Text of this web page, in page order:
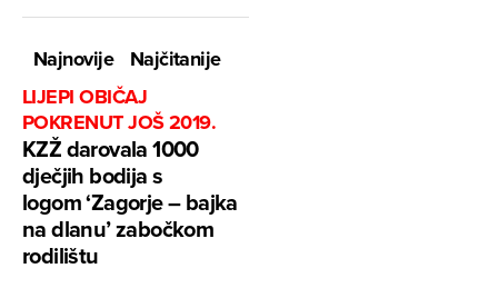
Najnovije
Najčitanije
LIJEPI OBIČAJ
POKRENUT JOŠ 2019.
KZŽ darovala 1000
dječjih bodija s
logom ‘Zagorje – bajka
na dlanu’ zabočkom
rodilištu